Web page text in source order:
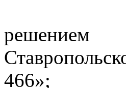
решением
466»;